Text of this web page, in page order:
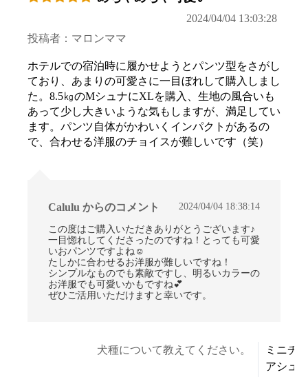
お買い物を続ける
2024/04/04 13:03:28
投稿者：マロンママ
ホテルでの宿泊時に履かせようとパンツ型をさがし
ており、あまりの可愛さに一目ぼれして購入しまし
た。8.5㎏のMシュナにXLを購入、生地の風合いも
あって少し大きいような気もしますが、満足してい
ます。パンツ自体がかわいくインパクトがあるの
で、合わせる洋服のチョイスが難しいです（笑）
Calulu からのコメント 2024/04/04 18:38:14
この度はご購入いただきありがとうございます♪
一目惚れしてくださったのですね！とっても可愛
いおパンツですよね☺
たしかに合わせるお洋服が難しいですね！
シンプルなものでも素敵ですし、明るいカラーの
お洋服でも可愛いかもですね💕
ぜひご活用いただけますと幸いです。
犬種について教えてください。
ミニチ
アシュ